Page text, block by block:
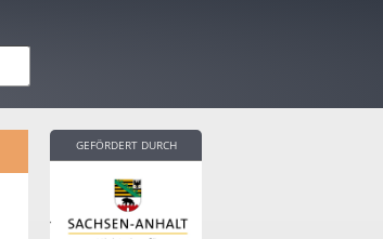
GEFÖRDERT DURCH